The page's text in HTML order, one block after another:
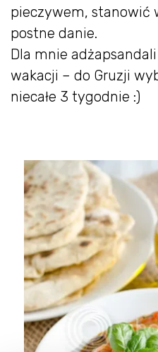
pieczywem, stanowić
postne danie.
Dla mnie
wakacji – do Gruzji
niecałe 3 tygodnie :)